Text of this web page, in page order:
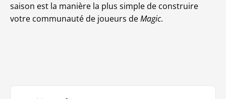
saison est la manière la plus simple de construire
votre communauté de joueurs deMagic.